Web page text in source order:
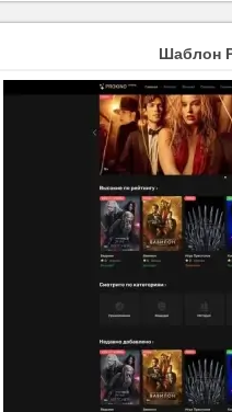
Шаблон